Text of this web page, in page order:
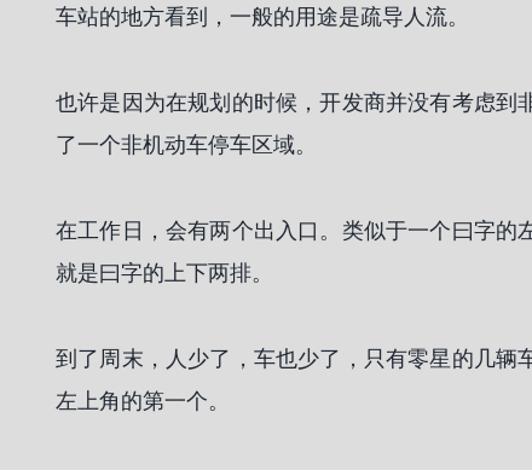
车站的地方看到，一般的用途是疏导人流。
也许是因为在规划的时候，开发商并没有考虑
了一个非机动车停车区域。
在工作日，会有两个出入口。类似于一个曰字
就是曰字的上下两排。
到了周末，人少了，车也少了，只有零星的几
左上角的第一个。